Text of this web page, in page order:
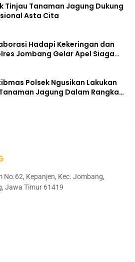
Tinjau Tanaman Jagung Dukung
Asta Cita
Hadapi Kekeringan dan
Jombang Gelar Apel Siaga
Polsek Ngusikan Lakukan
Jagung Dalam Rangka
Pangan
No.62, Kepanjen, Kec. Jombang,
Jawa Timur 61419